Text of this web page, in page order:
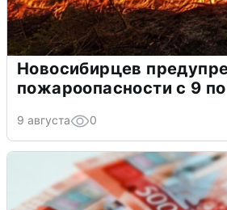
Новосибирцев
пожароопасности с 9 по
9 августа 0